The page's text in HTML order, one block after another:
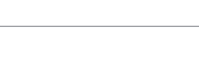
Văn phòng trọn gói TP. Hồ